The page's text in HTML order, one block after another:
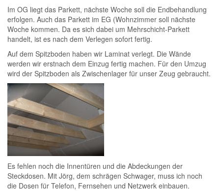
Im OG liegt das Parkett, nächste Woche soll die Endbehandlung
erfolgen. Auch das Parkett im EG (Wohnzimmer soll nächste
Woche kommen. Da es sich dabei um Mehrschicht-Parkett
handelt, ist es nach dem Verlegen sofort fertig.
Auf dem Spitzboden haben wir Laminat verlegt. Die Wände
werden wir erstnach dem Einzug fertig machen. Für den Umzug
wird der Spitzboden als Zwischenlager für unser Zeug gebraucht.
Es fehlen noch die Innentüren und die Abdeckungen der
Steckdosen. Mit Jörg, dem schrägen Schwager, muss ich noch
die Dosen für Telefon, Fernsehen und Netzwerk einbauen.